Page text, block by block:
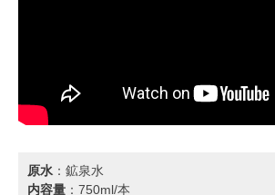
原水 ：鉱泉水
内容量 ：750ml/本